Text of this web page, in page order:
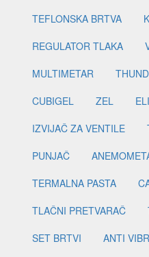
TEFLONSKA BRTVA
REGULATOR TLAKA
MULTIMETAR
CUBIGEL
ZEL
IZVIJAČ ZA VENTILE
PUNJAČ
TERMALNA PASTA
TLAČNI PRETVARAČ
SET BRTVI
ANTI